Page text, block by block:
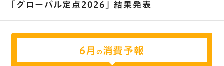
｢グローバル定点2026｣ 結果発表
6月 の消費予報